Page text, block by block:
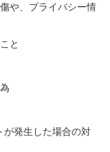
や、プライバシー情
と
が発生した場合の対